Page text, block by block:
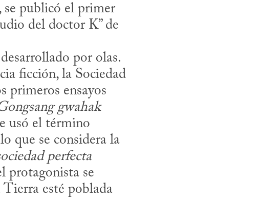
se publicó el primer
del doctor K” de
ficción, la Sociedad
primeros ensayos
gwahak
que se considera la
perfecta
protagonista se
Tierra esté poblada